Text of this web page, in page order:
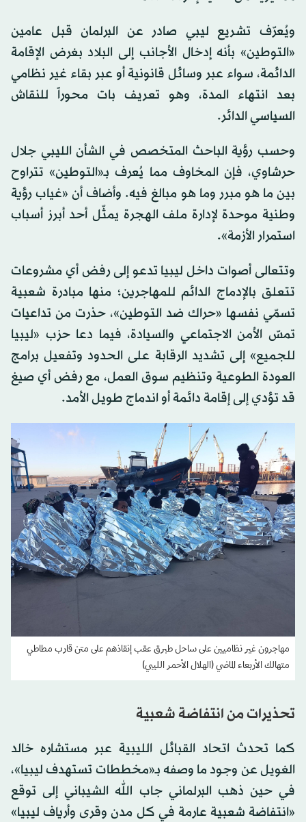
ويُعرّف تشريع ليبي صادر عن البرلمان قبل عامين
«التوطين» بأنه إدخال الأجانب إلى البلاد بغرض الإقامة
الدائمة، سواء عبر وسائل قانونية أو عبر بقاء غير نظامي
بعد انتهاء المدة، وهو تعريف بات محوراً للنقاش
السياسي الدائر.
وحسب رؤية الباحث المتخصص في الشأن الليبي جلال
حرشاوي، فإن المخاوف مما يُعرف بـ«التوطين» تتراوح
بين ما هو مبرر وما هو مبالغ فيه. وأضاف أن «غياب رؤية
وطنية موحدة لإدارة ملف الهجرة يمثّل أحد أبرز أسباب
استمرار الأزمة».
وتتعالى أصوات داخل ليبيا تدعو إلى رفض أي مشروعات
تتعلق بالإدماج الدائم للمهاجرين؛ منها مبادرة شعبية
تسمّي نفسها «حراك ضد التوطين»، حذرت من تداعيات
تمسّ الأمن الاجتماعي والسيادة، فيما دعا حزب «ليبيا
للجميع» إلى تشديد الرقابة على الحدود وتفعيل برامج
العودة الطوعية وتنظيم سوق العمل، مع رفض أي صيغ
قد تؤدي إلى إقامة دائمة أو اندماج طويل الأمد.
مهاجرون غير نظاميين على ساحل طبرق عقب إنقاذهم على متن قارب مطاطي
متهالك الأربعاء الماضي (الهلال الأحمر الليبي)
تحذيرات من انتفاضة شعبية
كما تحدث اتحاد القبائل الليبية عبر مستشاره خالد
الغويل عن وجود ما وصفه بـ«مخططات تستهدف ليبيا»،
في حين ذهب البرلماني جاب الله الشيباني إلى توقع
«انتفاضة شعبية عارمة في كل مدن وقرى وأرياف ليبيا»